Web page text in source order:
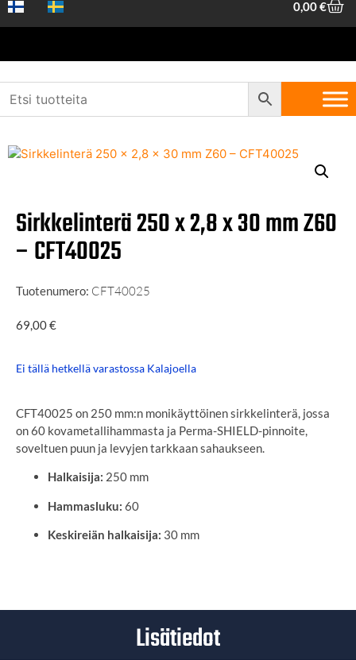
0,00€
Etusivu Koneet ja työkalut /Pyörösahan
/ Sirkkelinterä 250 x 2,8 x 30 mm Z60 – CFT40025​
Sirkkelinterä 250 x 2,8 x 30 mm Z60
– CFT40025​
Tuotenumero: CFT40025
69,00€
Ei tällä hetkellä varastossa Kalajoella
CFT40025 on 250 mm:n monikäyttöinen sirkkelinterä, jossa
on 60 kovametallihammasta ja Perma-SHIELD-pinnoite,
soveltuen puun ja levyjen tarkkaan sahaukseen.
Halkaisija: 250 mm
Hammasluku: 60
Keskireiän halkaisija: 30 mm
Lisätiedot